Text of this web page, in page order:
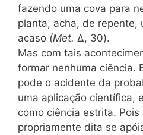
fazendo uma cova para
planta, acha, de repente,
acaso (Met. Δ, 30).
Mas com tais
formar nenhuma ciência.
pode o acidente da
uma aplicação científica,
como ciência estrita. Pois
propriamente dita se